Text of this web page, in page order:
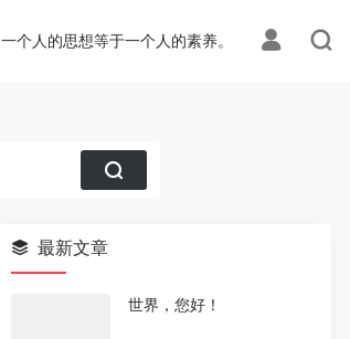
一个人的思想等于一个人的素养。
最新文章
世界，您好！